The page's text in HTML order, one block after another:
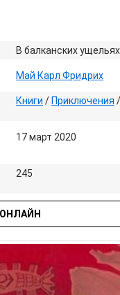
В балканских ущельях
Май Карл Фридрих
Книги / Приключения /
17 март 2020
245